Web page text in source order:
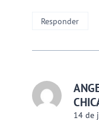
Responder
14 de